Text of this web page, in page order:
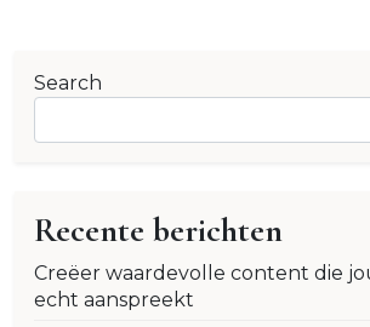
Search
Recente berichten
Creëer waardevolle content die
echt aanspreekt